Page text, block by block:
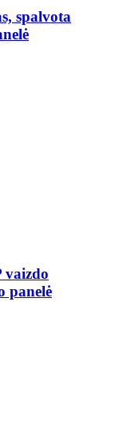
spalvota
vaizdo
panelė